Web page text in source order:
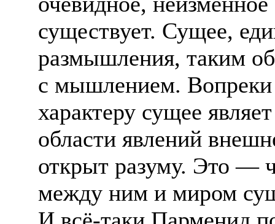
существует. Сущее,
размышления, таким
с мышлением. Вопреки
характеру сущее
области явлений
открыт разуму. Это —
между ним и миром